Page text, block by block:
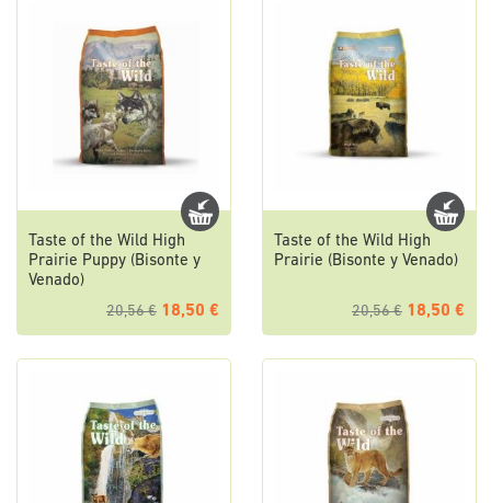
Taste of the Wild High
Prairie Puppy (Bisonte y
Venado)
20,56 € 18,50 €
Taste of the Wild High
Prairie (Bisonte y Venado)
20,56 € 18,50 €